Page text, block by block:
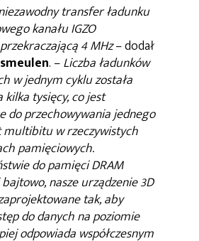
transfer ładunku
kanału IGZO
4 MHz– dodał
. –Liczba ładunków
w jednym cyklu została
tysięcy, co jest
do przechowywania jednego
w rzeczywistych
pamięciowych.
do pamięci DRAM
nasze urządzenie 3D
tak, aby
do danych na poziomie
odpowiada współczesnym